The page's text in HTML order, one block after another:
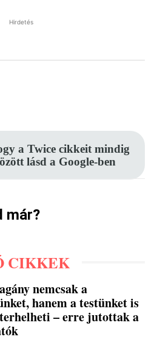
Hirdetés
a Twice cikkeit mindig
lásd a Google-ben
már?
CIKKEK
nemcsak a
hanem a testünket is
– erre jutottak a